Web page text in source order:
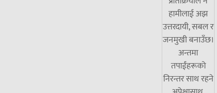
हामीलाई अझ
उत्तरदायी, सबल र
जनमुखी बनाउँछ।
अन्तमा
तपाईंहरूको
निरन्तर साथ रहने